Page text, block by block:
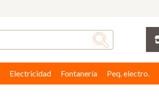
Electricidad Fontanería Peq. electro.